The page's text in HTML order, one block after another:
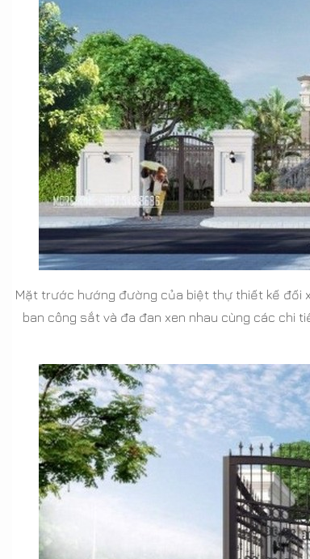
Mặt trước hướng đường của biệt thự thiết kế đối
ban công sắt và đa đan xen nhau cùng các chi